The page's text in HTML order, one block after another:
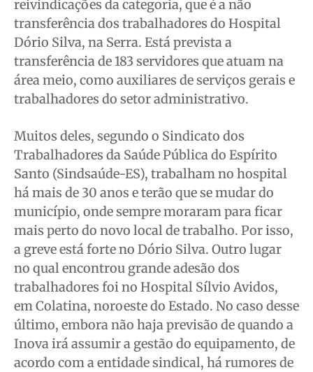
reivindicações da categoria, que éa não
transferência dos trabalhadores do Hospital
Dório Silva, na Serra. Está prevista a
transferência de 183 servidores que atuam na
área meio, como auxiliares de serviços gerais e
trabalhadores do setor administrativo.
Muitos deles, segundo o Sindicato dos
Trabalhadores da Saúde Pública do Espírito
Santo (Sindsaúde-ES), trabalham no hospital
há mais de 30 anos e terão que se mudar do
município, onde sempre moraram para ficar
mais perto do novo local de trabalho. Por isso,
a greve está forte no Dório Silva. Outro lugar
no qual encontrou grande adesão dos
trabalhadores foi no Hospital Sílvio Avidos,
em Colatina, noroeste do Estado. No caso desse
último, embora não haja previsão de quando a
Inova irá assumir a gestão do equipamento, de
acordo com a entidade sindical, há rumores de